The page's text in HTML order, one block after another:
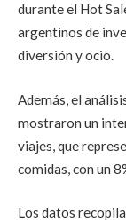
durante el Hot
argentinos de
diversión y ocio.
Además, el
mostraron un
viajes, que
comidas, con un
Los datos